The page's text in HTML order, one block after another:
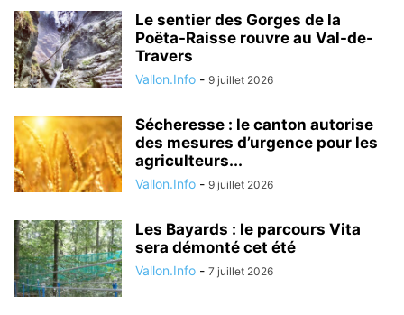
Le sentier des Gorges de la
Poëta-Raisse rouvre au Val-de-
Travers
Vallon.Info - 9 juillet 2026
Sécheresse : le canton autorise
des mesures d’urgence pour les
agriculteurs...
Vallon.Info - 9 juillet 2026
Les Bayards : le parcours Vita
sera démonté cet été
Vallon.Info - 7 juillet 2026